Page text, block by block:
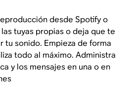
desde Spotify o
tuyas propias o deja que te
tu sonido. Empieza de forma
todo al máximo. Administra
y los mensajes en una o en